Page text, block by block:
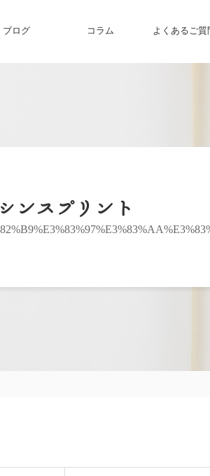
ブログ コラム よくあるご質
シンスプリント